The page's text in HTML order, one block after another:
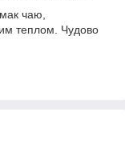
чаю,
теплом. Чудово